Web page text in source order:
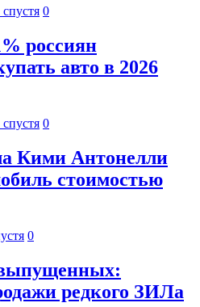
0
россиян
авто в 2026
0
Кими Антонелли
стоимостью
0
редкого ЗИЛа